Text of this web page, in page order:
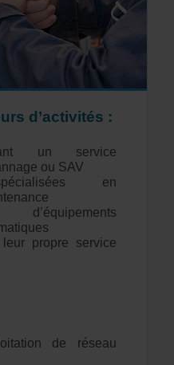
d’activités :
un service
ou SAV
en
propre service
de réseau